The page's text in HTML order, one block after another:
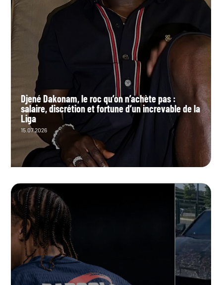
Djené Dakonam, le roc qu’on n’achète pas :
salaire, discrétion et fortune d’un increvable de la
Liga
15.07.2026